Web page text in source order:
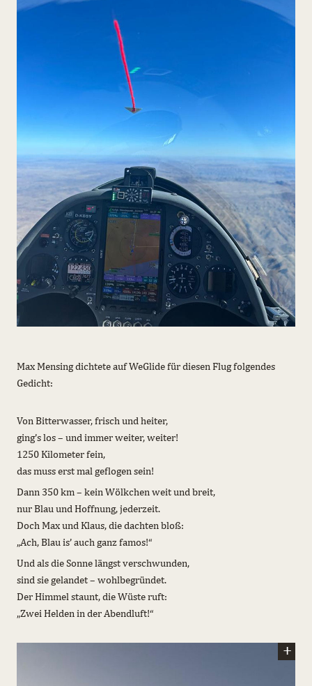
Max Mensing dichtete auf WeGlide für diesen Flug folgendes
Gedicht:
Von Bitterwasser, frisch und heiter,
ging’s los – und immer weiter, weiter!
1250 Kilometer fein,
das muss erst mal geflogen sein!
Dann 350 km – kein Wölkchen weit und breit,
nur Blau und Hoffnung, jederzeit.
Doch Max und Klaus, die dachten bloß:
„Ach, Blau is’ auch ganz famos!“
Und als die Sonne längst verschwunden,
sind sie gelandet – wohlbegründet.
Der Himmel staunt, die Wüste ruft:
„Zwei Helden in der Abendluft!“